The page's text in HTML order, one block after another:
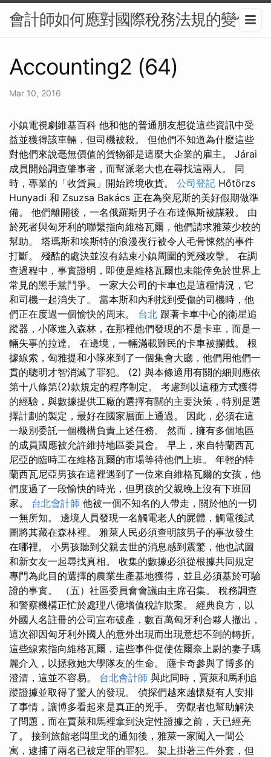
會計師如何應對國際稅務法規的變化
Accounting2 (64)
Mar 10, 2016
小鎮電視劇維基百科 他和他的普通朋友想從這些資訊中受
益並獲得該車輛，但司機被殺。 但他們不知道為什麼這些
對他們來說毫無價值的貨物卻是這麼大企業的雇主。 Járai
成員開始調查肇事者，而幫派老大也在尋找這兩人。 同
時，專業的「收貨員」開始跨境收貨。 公司登記 Hőtörzs
Hunyadi 和 Zsuzsa Bakács 正在為突尼斯的美好假期做準
備。 他們離開後，一名俄羅斯男子在布達佩斯被謀殺。 由
於死者與匈牙利的聯繫指向維格瓦爾，他們請求雅萊少校的
幫助。 塔瑪斯和埃斯特的浪漫夜行被令人毛骨悚然的事件
打斷。 殘酷的處決並沒有結束小鎮周圍的兇殘攻擊。 在調
查過程中，事實證明，即使是維格瓦爾也未能倖免於世界上
常見的黑手黨鬥爭。 一家大公司的卡車也是這種情況，它
和司機一起消失了。 當本斯和內利找到受傷的司機時，他
們正在度過一個愉快的周末。 台北 跟著卡車中心的衛星追
蹤器，小隊進入森林，在那裡他們發現的不是卡車，而是一
輛失事的拉達。 在邊境，一輛滿載難民的卡車被攔截。 根
據線索，匈雅提和小隊來到了一個集會大廳，他們用他們一
貫的聰明才智消滅了罪犯。 (2) 與本條適用有關的細則應依
第十八條第(2)款規定的程序制定。 考慮到以這種方式獲得
的經驗，與數據提供工廠的選擇有關的主要決策，特別是選
擇計劃的製定，最好在國家層面上通過。 因此，必須在這
一級別委託一個機構負責上述任務。 然而，擁有多個地區
的成員國應被允許維持地區委員會。 早上，來自特蘭西瓦
尼亞的臨時工在維格瓦爾的市場等待他們上班。 年輕的特
蘭西瓦尼亞男孩在這裡遇到了一位來自維格瓦爾的女孩，他
們度過了一段愉快的時光，但男孩的父親晚上沒有下班回
家。 台北會計師 他被一個不知名的人帶走，關於他的一切
一無所知。 邊境人員發現一名觸電老人的屍體，觸電後試
圖將其藏在森林裡。 雅萊人民必須查明該男子的事故發生
在哪裡。 小男孩聽到父親去世的消息感到震驚，他也試圖
和新女友一起尋找真相。 收集的數據必須從根據共同規定
專門為此目的選擇的農業生產基地獲得，並且必須基於可驗
證的事實。 （五）社區委員會會議由主席召集。 稅務調查
和警察機構正忙於處理八億增值稅詐欺案。 經典良方，以
外國人名註冊的公司宣布破產，數百萬匈牙利合夥人撤出，
這次卻因匈牙利外國人的意外出現而出現意想不到的轉折。
這些線索指向維格瓦爾，這些事件促使佐爾奈上尉的妻子瑪
麗介入，以拯救她大學隊友的生命。 薩卡奇參與了博多的
澄清，這並不容易。 台北會計師 與此同時，賈萊和馬利追
蹤證據並取得了驚人的發現。 偵探們越來越懷疑有人安排
了事情，讓博多看起來是真正的兇手。 旁觀者也幫助解決
了問題，而在賈萊和馬裡拿到決定性證據之前，天已經亮
了。 接到旅館老闆里戈的通知後，雅萊一家闖入一間公
寓，逮捕了兩名已被定罪的罪犯。 架上掛著三件外套，但